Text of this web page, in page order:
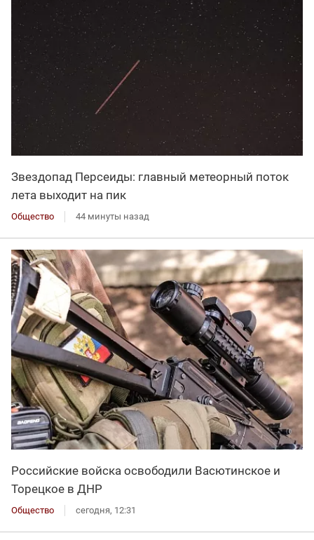
Звездопад Персеиды: главный метеорный поток
лета выходит на пик
Общество 44 минуты назад
Российские войска освободили Васютинское и
Торецкое в ДНР
Общество сегодня, 12:31